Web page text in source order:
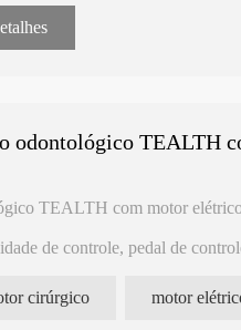
odontológico TEALTH
TEALTH com motor
de controle, pedal de
e procedimentos cirúrgicos
cirúrgico